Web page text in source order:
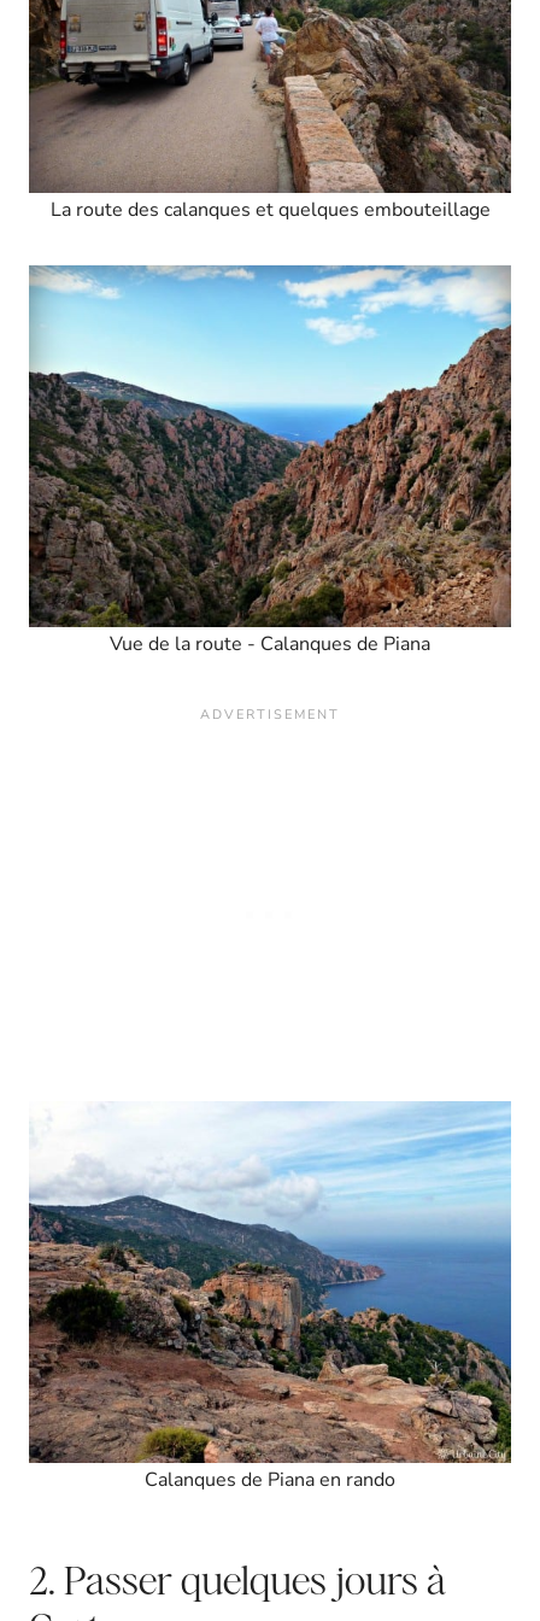
La route des calanques et quelques embouteillage
Vue de la route - Calanques de Piana
Calanques de Piana en rando
2. Passer quelques jours à